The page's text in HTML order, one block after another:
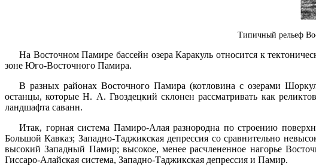
Типичный рельеф
На Восточном Памире бассейн озера Каракуль относится к
зоне Юго-Восточного Памира.
В разных районах Восточного Памира (котловина с озерами
останцы, которые Н. А. Гвоздецкий склонен рассматривать как
ландшафта саванн.
Итак, горная система Памиро-Алая разнородна по строению
Большой Кавказ; Западно-Таджикская депрессия со сравнительно
высокий Западный Памир; высокое, менее расчлененное нагорье
Гиссаро-Алайская система, Западно-Таджикская депрессия и Памир.